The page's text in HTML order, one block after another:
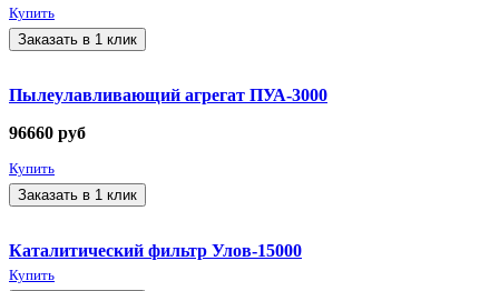
Купить
Заказать в 1 клик
Пылеулавливающий агрегат ПУА-3000
96660 руб
Купить
Заказать в 1 клик
Каталитический фильтр Улов-15000
Купить